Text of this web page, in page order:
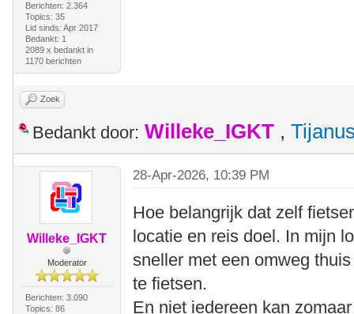
Berichten: 2.364
Topics: 35
Lid sinds: Apr 2017
Bedankt: 1
2089 x bedankt in
1170 berichten
Zoek
Bedankt door: Willeke_IGKT ,
Willeke_IGKT
Moderator
Berichten: 3.090
Topics: 86
28-Apr-2026, 10:39 PM
Hoe belangrijk dat zelf
locatie en reis doel. In mijn
sneller met een omweg
te fietsen.
En niet iedereen kan